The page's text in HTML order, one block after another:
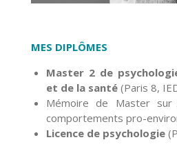
MES DIPLÔMES
Master 2 de
et de la santé (Paris 8,
Mémoire de Master sur
comportements pro-
Licence de psychologie